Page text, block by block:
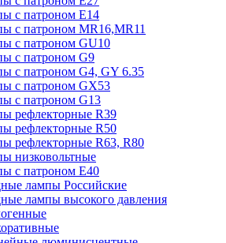
с патроном Е14
с патроном MR16,MR11
с патроном GU10
с патроном G9
с патроном G4, GY 6.35
с патроном GX53
с патроном G13
рефлекторные R39
рефлекторные R50
рефлекторные R63, R80
низковольтные
с патроном Е40
лампы Российские
лампы высокого давления